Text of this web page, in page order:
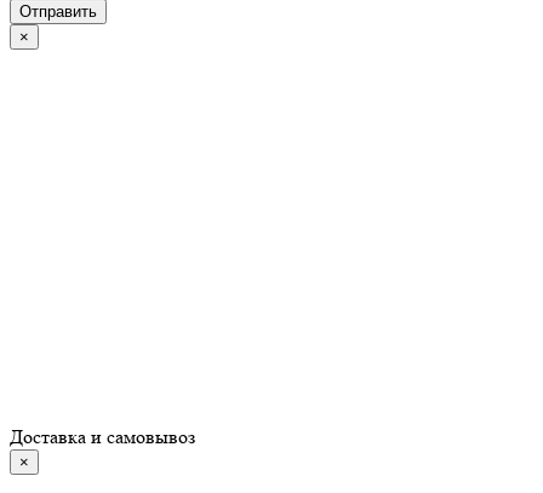
Отправить
×
Доставка и самовывоз
×